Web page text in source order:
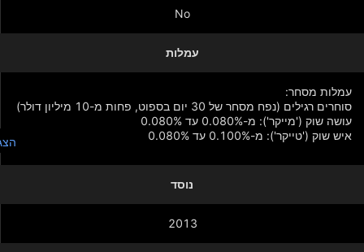
No
עמלות
נוסד
2013